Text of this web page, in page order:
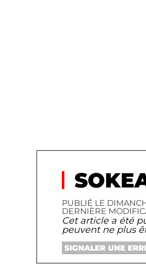
PUBLIÉ LE
DERNIÈRE
Cet article a été
peuvent ne plus
SIGNALER UNE